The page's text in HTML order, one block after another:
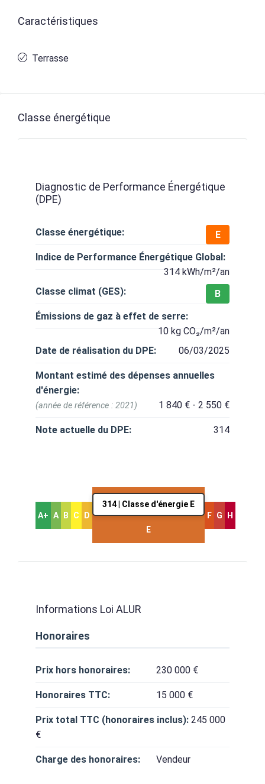
Caractéristiques
Terrasse
Classe énergétique
Diagnostic de Performance Énergétique
(DPE)
Classe énergétique:
E
Indice de Performance Énergétique Global:
314 kWh/m²/an
Classe climat (GES):
B
Émissions de gaz à effet de serre:
10 kg CO₂/m²/an
Date de réalisation du DPE:
06/03/2025
Montant estimé des dépenses annuelles
d'énergie:
1 840 € - 2 550 €
(année de référence : 2021)
Note actuelle du DPE: 314
A+ A B C D
314 | Classe d'énergie E
E
F G H
Informations Loi ALUR
Honoraires
Prix hors honoraires: 230 000 €
Honoraires TTC: 15 000 €
Prix total TTC (honoraires inclus): 245 000
€
Charge des honoraires: Vendeur